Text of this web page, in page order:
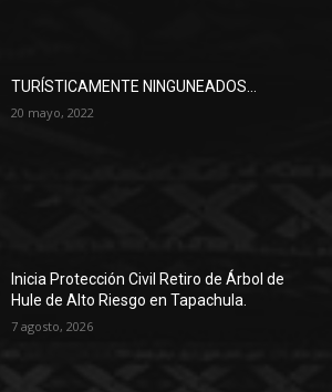
TURÍSTICAMENTE NINGUNEADOS…
20 mayo, 2022
Inicia Protección Civil Retiro de Árbol de
Hule de Alto Riesgo en Tapachula.
7 agosto, 2026